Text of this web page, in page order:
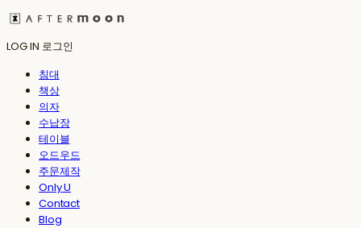
LOG IN 로그인
침대
책상
의자
수납장
테이블
오드우드
주문제작
Only U
Contact
Blog